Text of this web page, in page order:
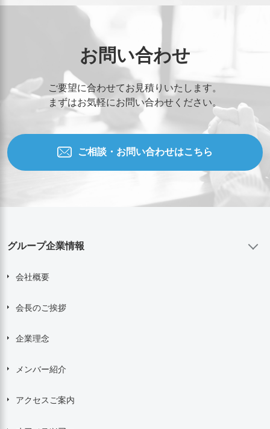
お問い合わせ
ご要望に合わせてお見積りいたします。
まずはお気軽にお問い合わせください。
ご相談・お問い合わせはこちら
グループ企業情報
会社概要
会長のご挨拶
企業理念
メンバー紹介
アクセスご案内